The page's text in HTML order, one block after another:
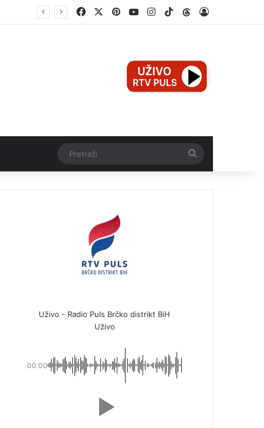
FacebookPinterestYouTubeInstagram
TikTokThreads
Uživo - Radio Puls Brčko distrikt BiH
Uživo
00:00